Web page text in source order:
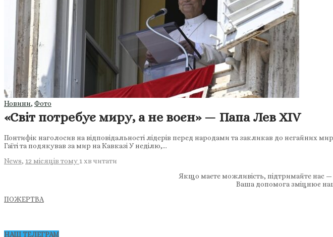
Новини, Фото
«Світ потребує миру, а не воєн» — Папа Лев XIV
Понтифік наголосив на відповідальності лідерів перед народами та закликав до негайних
Гаїті та подякував за мир на Кавказі У неділю,…
News, 12 місяців тому 1 хв читати
Якщо маєте можливість, підтримайте нас —
Ваша допомога зміцнює
ПОЖЕРТВА
НАШ ТЕЛЕГРАМ